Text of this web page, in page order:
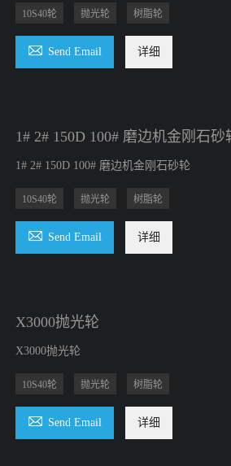
10S40轮 抛光轮 树脂轮
 Send Email 详细
1# 2# 150D 100# 磨边机金刚石砂
1# 2# 150D 100# 磨边机金刚石砂轮
10S40轮 抛光轮 树脂轮
 Send Email 详细
X3000抛光轮
X3000抛光轮
10S40轮 抛光轮 树脂轮
 Send Email 详细